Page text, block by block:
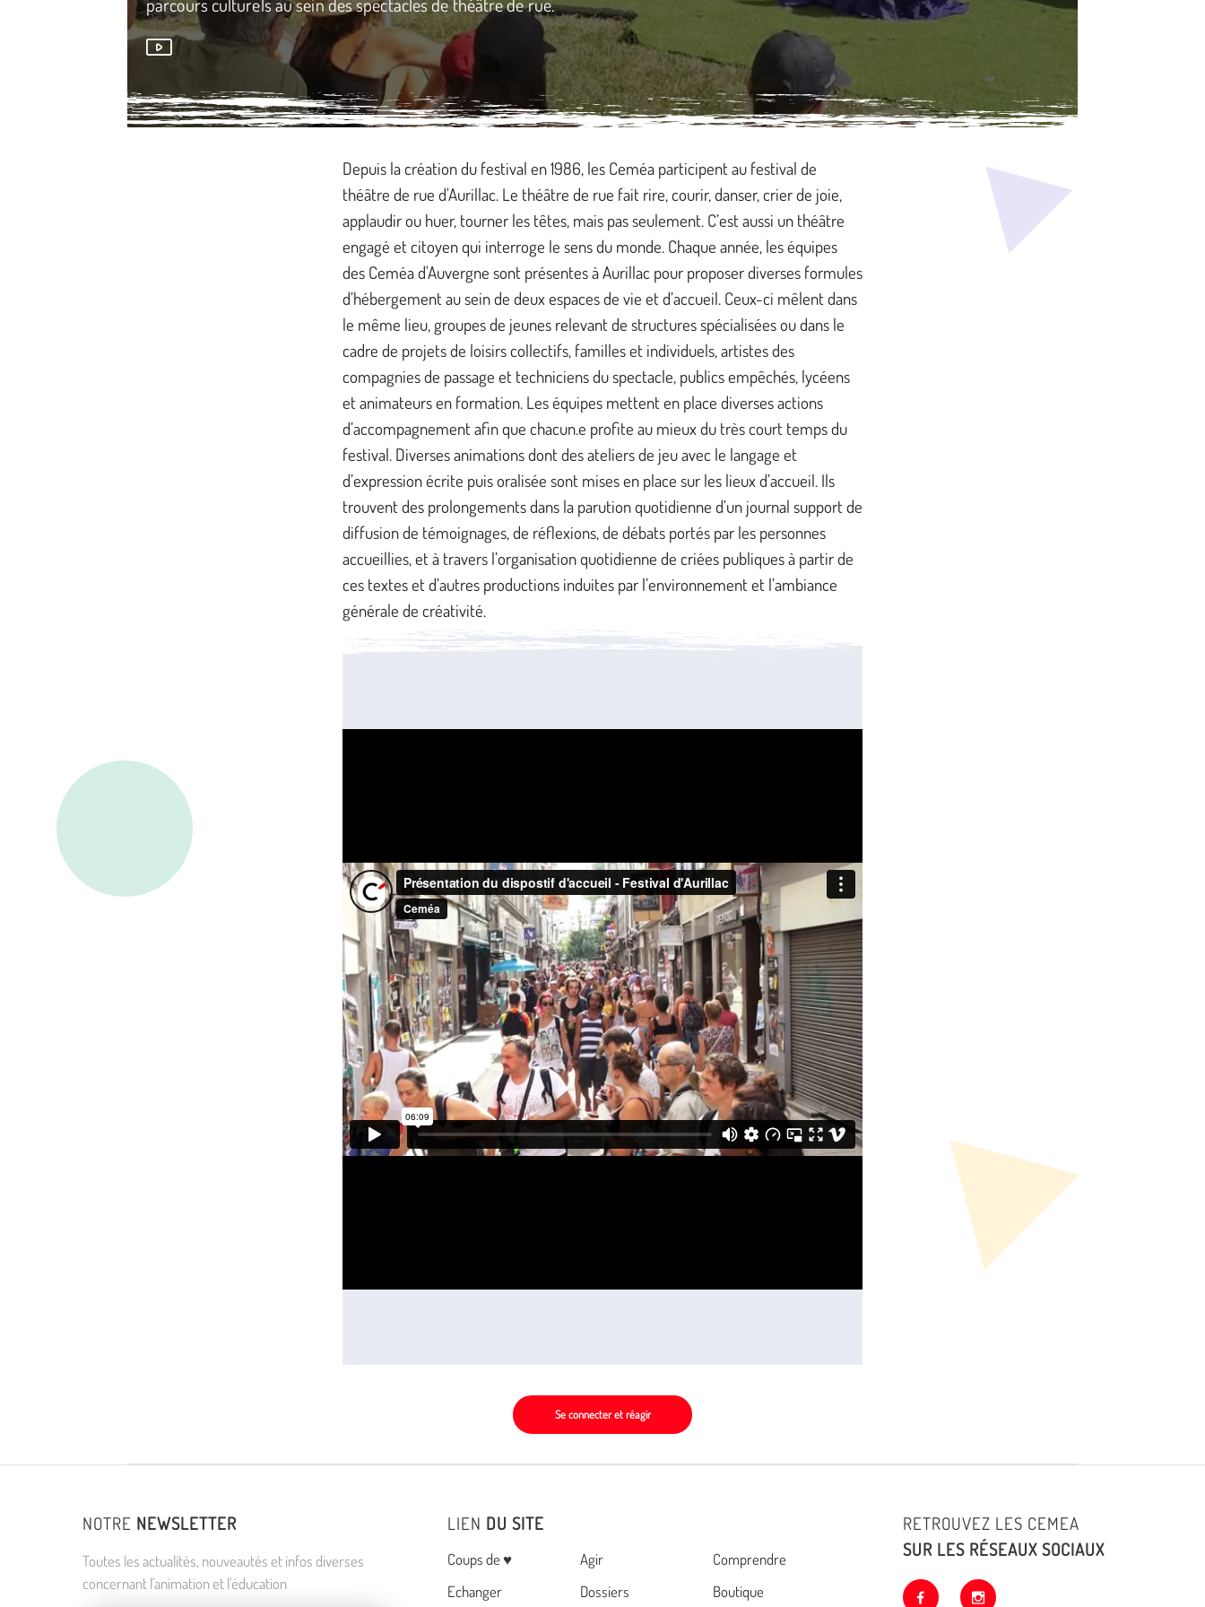
Depuis la création du festival en 1986, les Ceméa participent au festival de
théâtre de rue d'Aurillac. Le théâtre de rue fait rire, courir, danser, crier de joie,
applaudir ou huer, tourner les têtes, mais pas seulement. C’est aussi un théâtre
engagé et citoyen qui interroge le sens du monde. Chaque année, les équipes
des Ceméa d'Auvergne sont présentes à Aurillac pour proposer diverses formules
d’hébergement au sein de deux espaces de vie et d’accueil. Ceux-ci mêlent dans
le même lieu, groupes de jeunes relevant de structures spécialisées ou dans le
cadre de projets de loisirs collectifs, familles et individuels, artistes des
compagnies de passage et techniciens du spectacle, publics empêchés, lycéens
et animateurs en formation. Les équipes mettent en place diverses actions
d’accompagnement afin que chacun.e profite au mieux du très court temps du
festival. Diverses animations dont des ateliers de jeu avec le langage et
d’expression écrite puis oralisée sont mises en place sur les lieux d’accueil. Ils
trouvent des prolongements dans la parution quotidienne d’un journal support de
diffusion de témoignages, de réflexions, de débats portés par les personnes
accueillies, et à travers l’organisation quotidienne de criées publiques à partir de
ces textes et d’autres productions induites par l’environnement et l’ambiance
générale de créativité.
Se connecter et réagir
NOTRE NEWSLETTER
Toutes les actualités, nouveautés et infos diverses
concernant l'animation et l'éducation
LIEN DU SITE
Menu
Coups de ♥ Agir
Comprendre
Echanger
Dossiers Boutique
RETROUVEZ LES CEMEA
SUR LES RÉSEAUX SOCIAUX
facebook instagram